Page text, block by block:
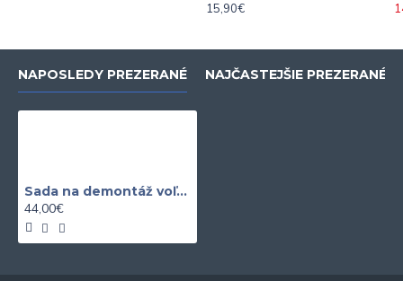
15,90€
NAPOSLEDY PREZERANÉ NAJČASTEJŠIE PREZERANÉ
Sada na demontáž voľnobežky alternátora 24 dielna
44,00€